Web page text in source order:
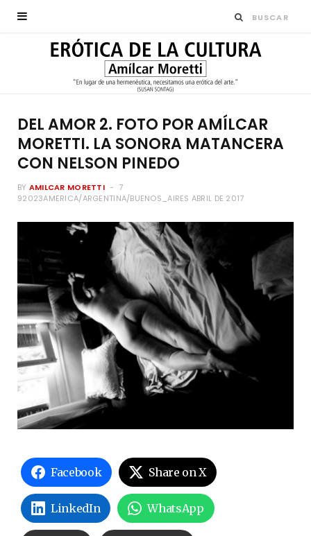
DEL AMOR 2. FOTO POR AMÍLCAR
MORETTI. LA SONORA MATANCERA
CON NELSON PINEDO
BY AMILCAR MORETTI
7
92023AMERICA/ARGENTINA/BUENOS_AIRES ABRIL DE 2017
Facebook Share on X
LinkedIn WhatsApp